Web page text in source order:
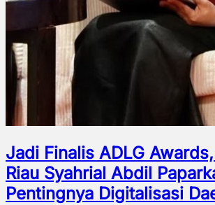
Jadi Finalis ADLG
Riau Syahrial Abdil
Pentingnya Digitalisasi